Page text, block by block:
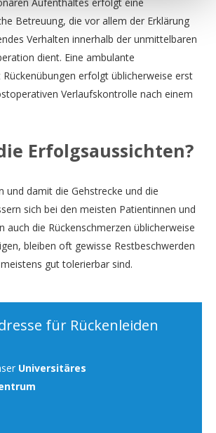
Betreuung, die vor allem der Erklärung
Verhalten innerhalb der unmittelbaren
dient. Eine ambulante
erfolgt üblicherweise erst
Verlaufskontrolle nach einem
Erfolgsaussichten?
und damit die Gehstrecke und die
sich bei den meisten Patientinnen und
auch die Rückenschmerzen üblicherweise
bleiben oft gewisse Restbeschwerden
gut tolerierbar sind.
für Rückenleiden
Universitäres